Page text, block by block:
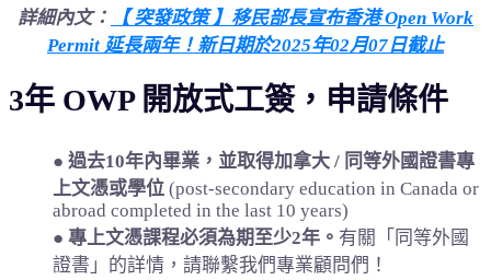
詳細內文：
【 突發政策 】移民部長宣布香港 Open Work
Permit 延長兩年！新日期於2025年02月07日截止
3年 OWP 開放式工簽，申請條件
● 過去10年內畢業，並取得加拿大 / 同等外國證書專
上文憑或學位 (post-secondary education in Canada or
abroad completed in the last 10 years)
● 專上文憑課程必須為期至少2年。 有關「同等外國
證書」的詳情，請聯繫我們專業顧問們！